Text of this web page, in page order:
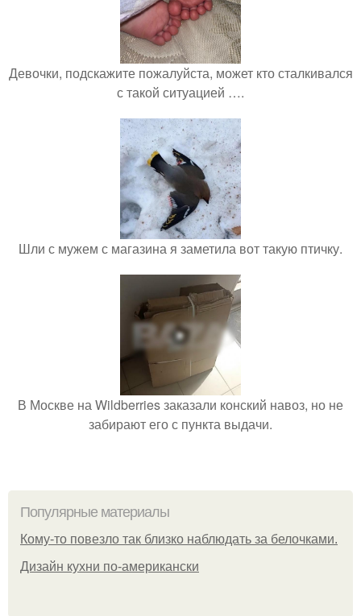
Девочки, подскажите пожалуйста, может кто сталкивался
с такой ситуацией ….
Шли с мужем с магазина я заметила вот такую птичку.
В Москве на Wildberries заказали конский навоз, но не
забирают его с пункта выдачи.
Популярные материалы
Кому-то повезло так близко наблюдать за белочками.
Дизайн кухни по-американски